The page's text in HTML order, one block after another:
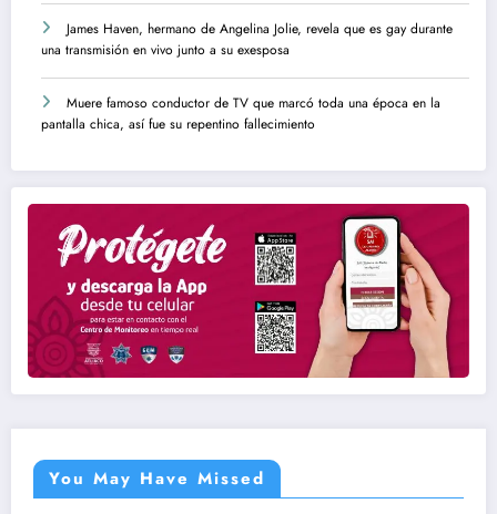
James Haven, hermano de Angelina Jolie, revela que es gay durante
una transmisión en vivo junto a su exesposa
Muere famoso conductor de TV que marcó toda una época en la
pantalla chica, así fue su repentino fallecimiento
You May Have Missed